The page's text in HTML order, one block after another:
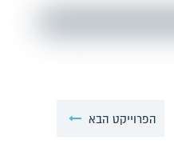
הפרוייקט הבא